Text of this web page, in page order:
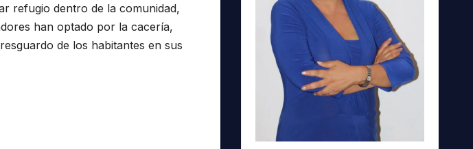
refugio dentro de la comunidad,
han optado por la cacería,
de los habitantes en sus